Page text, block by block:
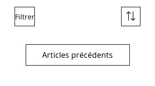
Filtrer
Articles précédents